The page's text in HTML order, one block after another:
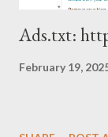
Ads.txt:
February 19,